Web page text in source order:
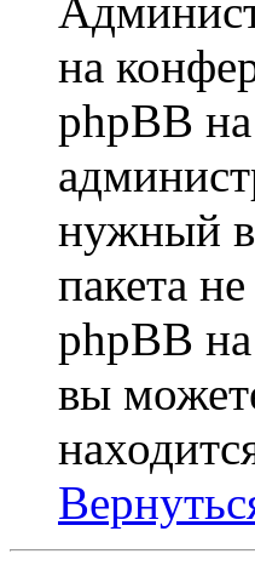
на
phpBB
нужный
пакета
phpBB
вы